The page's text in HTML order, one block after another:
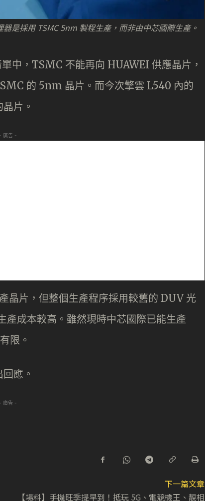
是採用 TSMC 5nm 製程生產，而非由中芯國際生產。
中，TSMC 不能再向 HUAWEI 供應晶片，
的 5nm 晶片。而今次擎雲 L540 內的
片。
- 廣告 -
晶片，但整個生產程序採用較舊的 DUV 光
產成本較高。雖然現時中芯國際已能生產
限。
應。
- 廣告 -
下一篇文章
【場料】手機旺季提早到！抵玩 5G、電競機王、靚相